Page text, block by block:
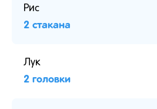
Рис
2 стакана
Лук
2 головки